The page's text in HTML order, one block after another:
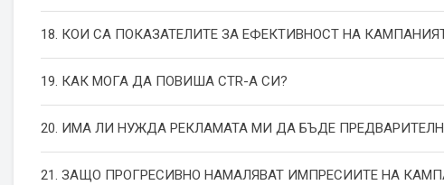
18. КОИ СА ПОКАЗАТЕЛИТЕ ЗА ЕФЕКТИВНОСТ НА
19. КАК МОГА ДА ПОВИША СТR-А СИ?
20. ИМА ЛИ НУЖДА РЕКЛАМАТА МИ ДА БЪДЕ
21. ЗАЩО ПРОГРЕСИВНО НАМАЛЯВАТ ИМПРЕСИИТЕ НА